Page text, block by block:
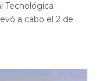
Tecnológica
a cabo el 2 de